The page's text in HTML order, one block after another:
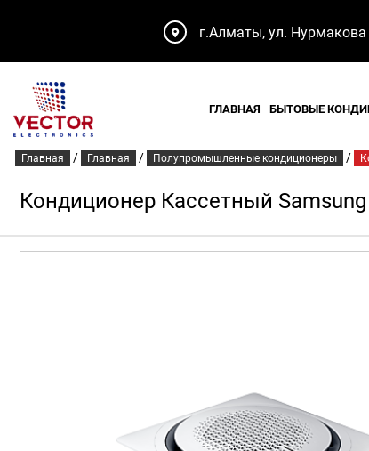
г.Алматы, ул.
ГЛАВНАЯ БЫТОВЫЕ
Главная / Главная / Полупромышленные кондиционеры /
Кондиционер Кассетный